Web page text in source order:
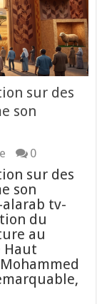
sur des
son
0
sur des
son
tv-
du
au
Haut